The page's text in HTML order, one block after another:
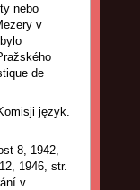
nebo
v
de
język.
8, 1942,
1946, str.
v